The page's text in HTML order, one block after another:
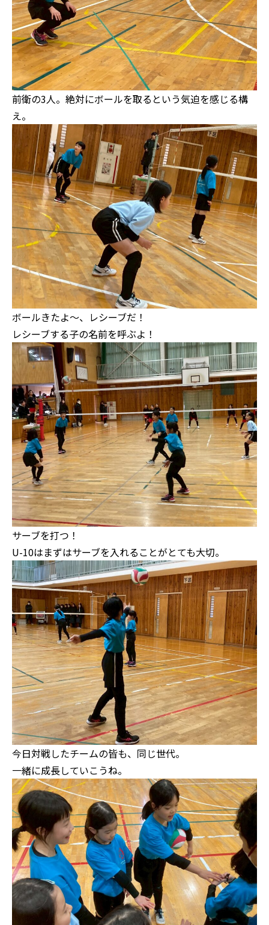
前衛の3人。絶対にボールを取るという気迫を感じる構
え。
ボールきたよ～、レシーブだ！
レシーブする子の名前を呼ぶよ！
サーブを打つ！
U-10はまずはサーブを入れることがとても大切。
今日対戦したチームの皆も、同じ世代。
一緒に成長していこうね。